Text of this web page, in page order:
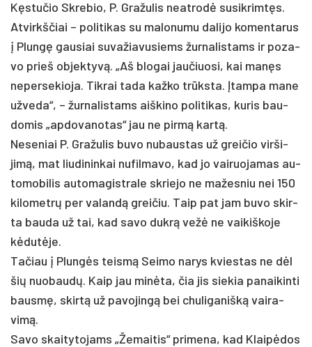
Kęstu­čio Skre­bio, P. Gra­žu­lis neat­rodė su­si­krimtęs.
At­virkš­čiai – po­li­ti­kas su ma­lo­nu­mu da­li­jo ko­men­ta­rus
į Plungę gau­siai su­va­žia­vu­siems žur­na­lis­tams ir po­za­
vo prie­š ob­jek­tyvą. „Aš blo­gai jau­čiuo­si, kai manęs
ne­per­se­kio­ja. Tik­rai ta­da kaž­ko trūksta. Įtam­pa ma­ne
už­ve­da“, – žur­na­lis­tams aiš­ki­no po­li­ti­kas, ku­ris bau­
do­mis „ap­do­va­no­tas“ jau ne pirmą kartą.
Ne­se­niai P. Gra­žu­lis bu­vo nu­baus­tas už grei­čio vir­ši­
jimą, mat liu­di­nin­kai nu­fil­ma­vo, kad jo vai­ruo­ja­mas au­
to­mo­bi­lis au­to­ma­gist­ra­le skrie­jo ne ma­žes­niu nei 150
ki­lo­metrų per va­landą grei­čiu. Taip pat jam bu­vo skir­
ta bau­da už tai, kad sa­vo dukrą vežė ne vai­kiš­ko­je
kėdutė­je.
Ta­čiau į Plungės teis­mą Sei­mo na­rys kviestas ne dėl
šių nuo­baudų. Kaip jau minė­ta, čia jis sie­kia pa­nai­kin­ti
bausmę, skirtą už pa­vo­jingą bei chu­li­ga­nišką vai­ra­
vimą.
Sa­vo skai­ty­to­jams „Že­mai­tis“ pri­me­na, kad Klaipė­dos